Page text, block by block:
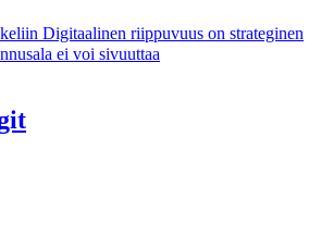
Digitaalinen riippuvuus on strateginen
ei voi sivuuttaa